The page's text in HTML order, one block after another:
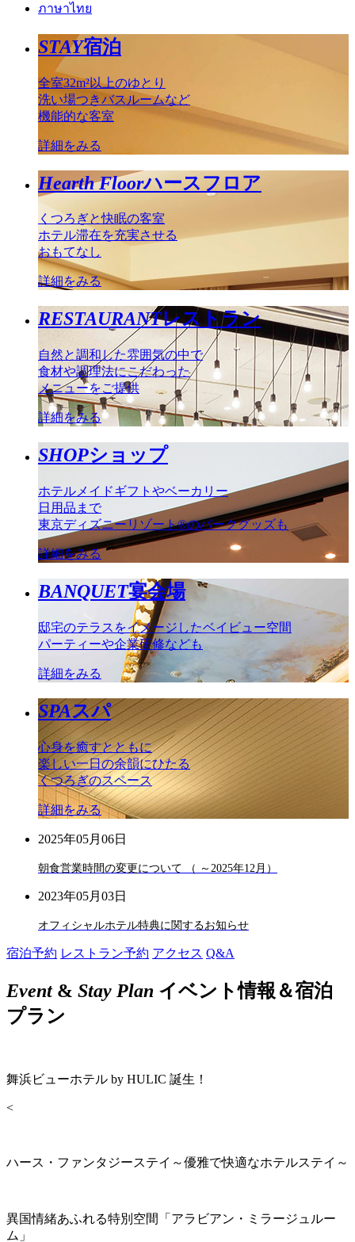
ภาษาไทย
STAY宿泊
全室32m²以上のゆとり
洗い場つきバスルームなど
機能的な客室
詳細をみる
Hearth Floorハースフロア
くつろぎと快眠の客室
ホテル滞在を充実させる
おもてなし
詳細をみる
RESTAURANTレストラン
自然と調和した雰囲気の中で
食材や調理法にこだわった
メニューをご提供
詳細をみる
SHOPショップ
ホテルメイドギフトやベーカリー
日用品まで
東京ディズニーリゾート®のパークグッズも
詳細をみる
BANQUET宴会場
邸宅のテラスをイメージしたベイビュー空間
パーティーや企業研修なども
詳細をみる
SPAスパ
心身を癒すとともに
楽しい一日の余韻にひたる
くつろぎのスペース
詳細をみる
2025年05月06日
朝食営業時間の変更について （ ～2025年12月）
2023年05月03日
オフィシャルホテル特典に関するお知らせ
宿泊予約 レストラン予約 アクセス Q&A
Event& Stay Plan イベント情報＆宿泊
プラン
舞浜ビューホテル by HULIC 誕生！
<
ハース・ファンタジーステイ～優雅で快適なホテルステイ～
異国情緒あふれる特別空間「アラビアン・ミラージュルー
ム」